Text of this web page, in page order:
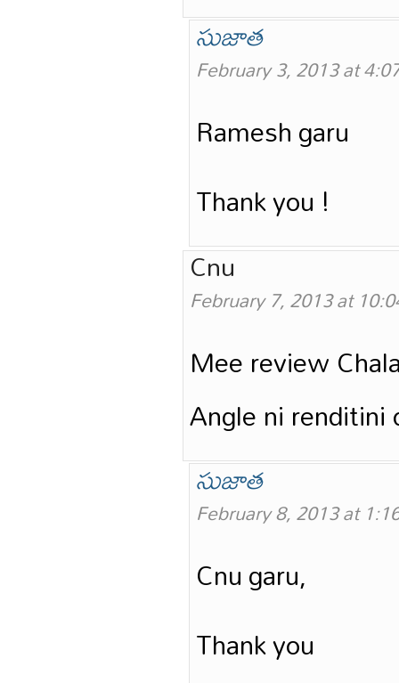
సుజాత
February 3, 2013 at
Ramesh garu
Thank you !
Cnu
February 7, 2013 at
Mee review
Angle ni renditini
సుజాత
February 8, 2013 at
Cnu garu,
Thank you